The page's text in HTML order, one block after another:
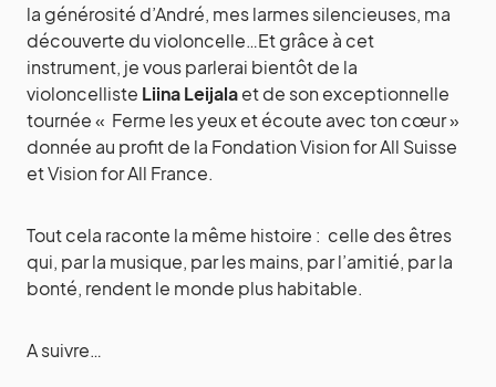
la générosité d’André, mes larmes silencieuses, ma
découverte du violoncelle…Et grâce à cet
instrument, je vous parlerai bientôt de la
violoncelliste Liina Leijalaet de son exceptionnelle
tournée « Ferme les yeux et écoute avec ton cœur »
donnée au profit de la Fondation Vision for All Suisse
et Vision for All France.
Tout cela raconte la même histoire : celle des êtres
qui, par la musique, par les mains, par l’amitié, par la
bonté, rendent le monde plus habitable.
A suivre…